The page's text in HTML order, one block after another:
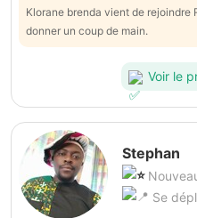
Klorane brenda vient de rejoindre
donner un coup de main.
Voir le
Stephan
Se